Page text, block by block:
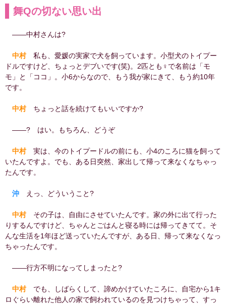
舞Qの切ない思い出
――中村さんは?
中村私も、愛媛の実家で犬を飼っています。小型犬のトイプー
ドルですけど、ちょっとデブいです(笑)。2匹とも♀で名前は「モ
モ」と「ココ」。小6からなので、もう我が家にきて、もう約10年
です。
中村ちょっと話を続けてもいいですか?
――? はい。もちろん、どうぞ
中村実は、今のトイプードルの前にも、小4のころに猫を飼って
いたんですよ。でも、ある日突然、家出して帰って来なくなちゃっ
たんです。
沖 えっ、どういうこと?
中村その子は、自由にさせていたんです。家の外に出て行った
りするんですけど、ちゃんとごはんと寝る時には帰ってきてて。そ
んな生活を1年ほど送っていたんですが、ある日、帰って来なくなっ
ちゃったんです。
――行方不明になってしまったと?
中村でも、しばらくして、諦めかけていたころに、自宅から1キ
ロぐらい離れた他人の家で飼われているのを見つけちゃって、すっ